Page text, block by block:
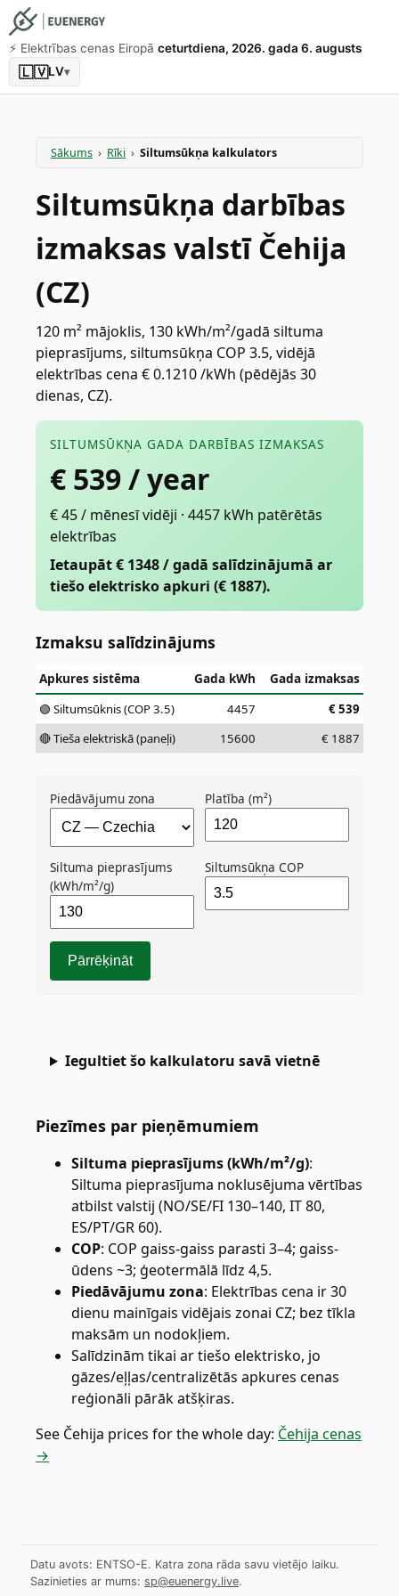
⚡️ Elektrības cenas Eiropā ceturtdiena, 2026. gada 6. augusts
🇱🇻LV▾
Sākums › Rīki › Siltumsūkņa kalkulators
Siltumsūkņa darbības
izmaksas valstī Čehija
(CZ)
120 m² mājoklis, 130 kWh/m²/gadā siltuma
pieprasījums, siltumsūkņa COP 3.5, vidējā
elektrības cena € 0.1210 /kWh (pēdējās 30
dienas, CZ).
SILTUMSŪKŅA GADA DARBĪBAS IZMAKSAS
€ 539/ year
€ 45 / mēnesī vidēji · 4457 kWh patērētās
elektrības
Ietaupāt € 1348 / gadā salīdzinājumā ar
tiešo elektrisko apkuri (€ 1887).
Izmaksu salīdzinājums
Apkures sistēma Gada kWh Gada izmaksas
🟢 Siltumsūknis (COP 3.5) 4457 €539
🔴 Tieša elektriskā (paneļi)
15600 € 1887
Piedāvājumu zona Platība (m²)
Siltuma pieprasījums
(kWh/m²/g)
Siltumsūkņa COP
Pārrēķināt
Iegultiet šo kalkulatoru savā vietnē
Piezīmes par pieņēmumiem
Siltuma pieprasījums (kWh/m²/g):
Siltuma pieprasījuma noklusējuma vērtības
atbilst valstij (NO/SE/FI 130–140, IT 80,
ES/PT/GR 60).
COP: COP gaiss-gaiss parasti 3–4; gaiss-
ūdens ~3; ģeotermālā līdz 4,5.
Piedāvājumu zona: Elektrības cena ir 30
dienu mainīgais vidējais zonai CZ; bez tīkla
maksām un nodokļiem.
Salīdzinām tikai ar tiešo elektrisko, jo
gāzes/eļļas/centralizētās apkures cenas
reģionāli pārāk atšķiras.
See Čehija prices for the whole day: Čehija cenas
→
Datu avots: ENTSO-E. Katra zona rāda savu vietējo laiku.
Sazinieties ar mums: sp@euenergy.live.